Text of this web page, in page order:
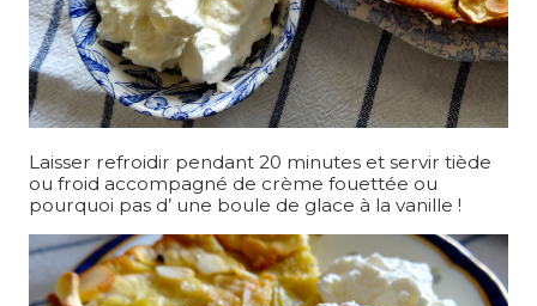
Laisser refroidir pendant 20 minutes et servir tiède
ou froid accompagné de crème fouettée ou
pourquoi pas d’ une boule de glace à la vanille !